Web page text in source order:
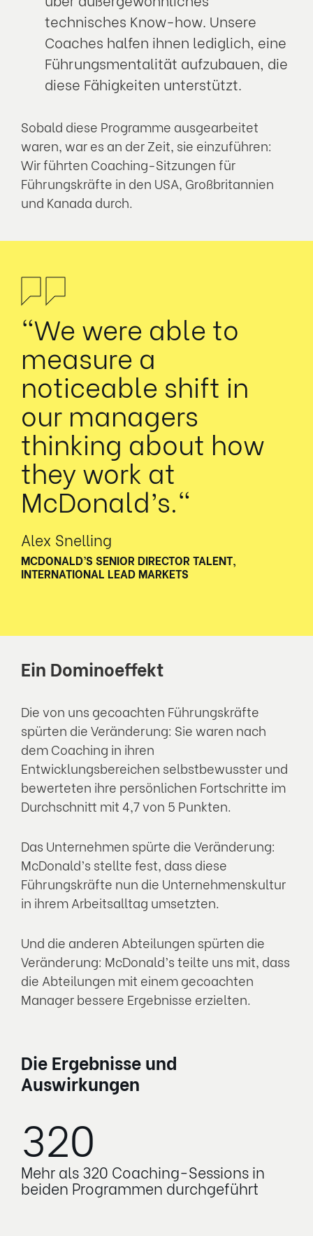
technisches Know-how. Unsere
Coaches halfen ihnen lediglich, eine
Führungsmentalität aufzubauen, die
diese Fähigkeiten unterstützt.
Sobald diese Programme ausgearbeitet
waren, war es an der Zeit, sie einzuführen:
Wir führten Coaching-Sitzungen für
Führungskräfte in den USA, Großbritannien
und Kanada durch.
"We were able to
measure a
noticeable shift in
our managers
thinking about how
they work at
McDonald’s."
Alex Snelling
MCDONALD’S SENIOR DIRECTOR TALENT,
INTERNATIONAL LEAD MARKETS
Ein Dominoeffekt
Die von uns gecoachten Führungskräfte
spürten die Veränderung: Sie waren nach
dem Coaching in ihren
Entwicklungsbereichen selbstbewusster und
bewerteten ihre persönlichen Fortschritte im
Durchschnitt mit 4,7 von 5 Punkten.
Das Unternehmen spürte die Veränderung:
McDonald’s stellte fest, dass diese
Führungskräfte nun die Unternehmenskultur
in ihrem Arbeitsalltag umsetzten.
Und die anderen Abteilungen spürten die
Veränderung: McDonald’s teilte uns mit, dass
die Abteilungen mit einem gecoachten
Manager bessere Ergebnisse erzielten.
Die Ergebnisse und
Auswirkungen
320
Mehr als 320 Coaching-Sessions in
beiden Programmen durchgeführt